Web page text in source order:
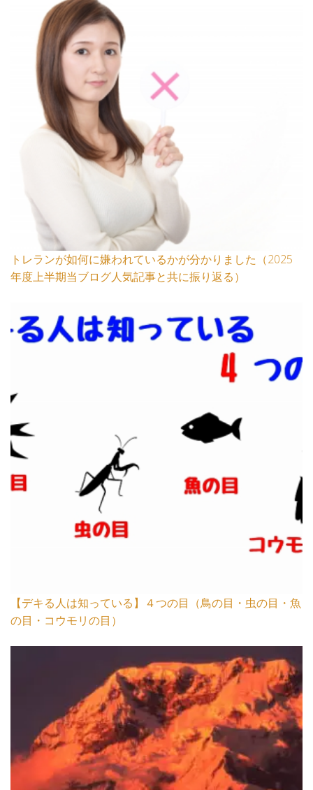
トレランが如何に嫌われているかが分かりました（2025
年度上半期当ブログ人気記事と共に振り返る）
【デキる人は知っている】４つの目（鳥の目・虫の目・魚
の目・コウモリの目）